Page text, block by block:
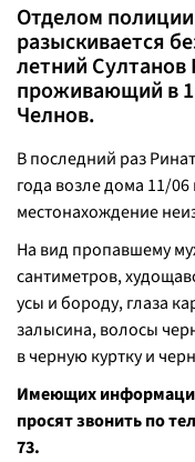
Отделом
разыскивается
летний
проживающий в
Челнов.
В последний раз
года возле дома 11/
местонахождение
На вид пропавшему
сантиметров,
усы и бороду, глаза
залысина, волосы
в черную куртку и
Имеющих
просят звонить по
73.